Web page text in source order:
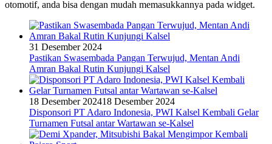
otomotif, anda bisa dengan mudah memasukkannya pada widget.
31 Desember 2024
Pastikan Swasembada Pangan Terwujud, Mentan Andi
Amran Bakal Rutin Kunjungi Kalsel
18 Desember 202418 Desember 2024
Disponsori PT Adaro Indonesia, PWI Kalsel Kembali Gelar
Turnamen Futsal antar Wartawan se-Kalsel